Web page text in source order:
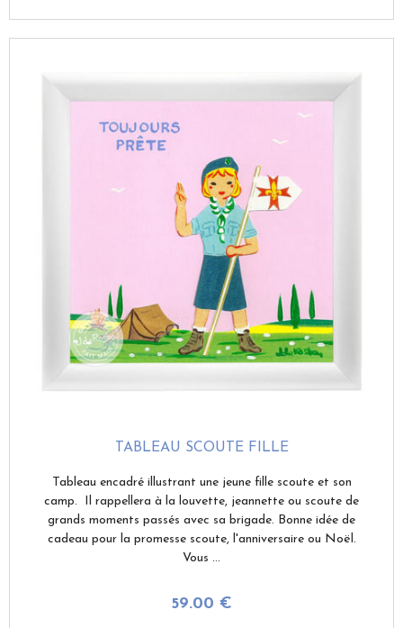
TABLEAU SCOUTE FILLE
59.00 €
Tableau encadré illustrant une jeune fille scoute et son
camp. Il rappellera à la louvette, jeannette ou scoute de
grands moments passés avec sa brigade. Bonne idée de
cadeau pour la promesse scoute, l'anniversaire ou Noël.
Vous ...